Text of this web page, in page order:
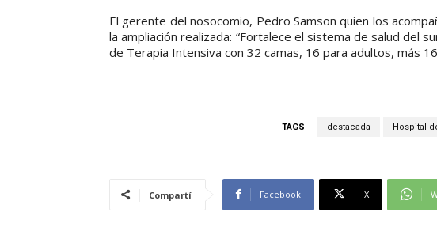
El gerente del nosocomio, Pedro Samson quien los
la ampliación realizada: “Fortalece el sistema de salud del
de Terapia Intensiva con 32 camas, 16 para adultos, más
TAGS destacada Hospital
Compartí Facebook X